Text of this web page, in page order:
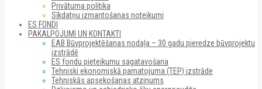
Privātuma politika
Sīkdatņu izmantošanas noteikumi
ES FONDI
PAKALPOJUMI UN KONTAKTI
EAB Būvprojektēšanas nodaļa – 30 gadu pieredze būvprojektu
izstrādē
ES fondu pieteikumu sagatavošana
Tehniski ekonomiskā pamatojuma (TEP) izstrāde
Tehniskās apsekošanas atzinums